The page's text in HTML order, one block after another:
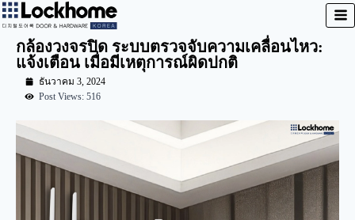
กล้องวงจรปิด ระบบตรวจจับความเคลื่อนไหว:
แจ้งเตือน เมื่อมีเหตุการณ์ผิดปกติ
ธันวาคม 3, 2024
Post Views: 516